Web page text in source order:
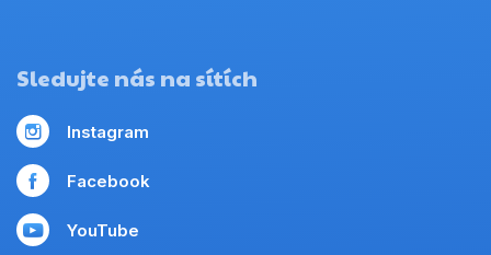
Sledujte nás na sítích
Instagram
Facebook
YouTube